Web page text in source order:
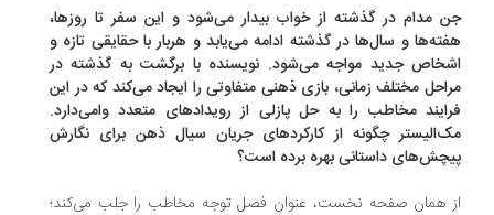
مدام در گذشته از خواب بیدار می‌شود و این سفر تا روزها،
و سال‌ها در گذشته ادامه می‌یابد و هربار با حقایقی تازه و
جدید مواجه می‌شود. نویسنده با برگشت به گذشته در
مختلف زمانی، بازی ذهنی متفاوتی را ایجاد می‌کند که در این
مخاطب را به حل پازلی از رویدادهای متعدد وامی‌دارد.
چگونه از کارکردهای جریان سیال ذهن برای نگارش
داستانی بهره برده است؟
همان صفحه نخست، عنوان فصل توجه مخاطب را جلب می‌کند؛